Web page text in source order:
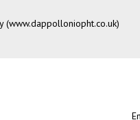
(www.dappolloniopht.co.uk)